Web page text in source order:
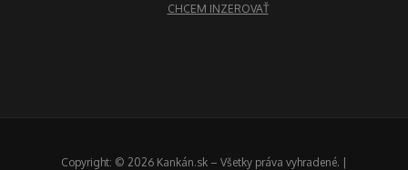
CHCEM INZEROVAŤ
Copyright: © 2026 Kankán.sk – Všetky práva vyhradené. |